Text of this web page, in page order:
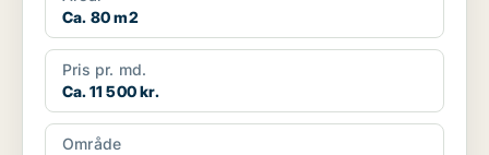
Ca. 80 m2
Pris pr. md.
Ca. 11 500 kr.
Område